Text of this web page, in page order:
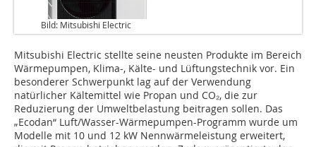
Bild: Mitsubishi Electric
Mitsubishi Electric stellte seine neusten Produkte im Bereich
Wärmepumpen, Klima-, Kälte- und Lüftungstechnik vor. Ein
besonderer Schwerpunkt lag auf der Verwendung
natürlicher Kältemittel wie Propan und CO₂, die zur
Reduzierung der Umweltbelastung beitragen sollen. Das
„Ecodan“ Luft/Wasser-Wärmepumpen-Programm wurde um
Modelle mit 10 und 12 kW Nennwärmeleistung erweitert,